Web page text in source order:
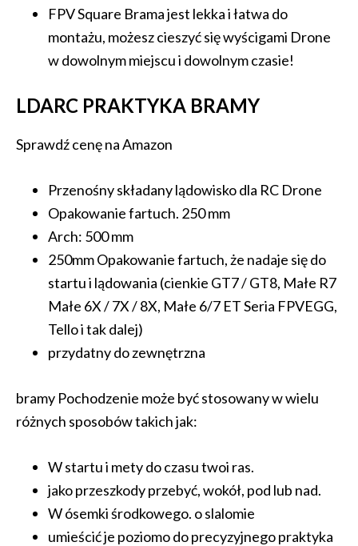
FPV Square Brama jest lekka i łatwa do
montażu, możesz cieszyć się wyścigami Drone
w dowolnym miejscu i dowolnym czasie!
LDARC PRAKTYKA BRAMY
Sprawdź cenę na Amazon
Przenośny składany lądowisko dla RC Drone
Opakowanie fartuch. 250 mm
Arch: 500 mm
250mm Opakowanie fartuch, że nadaje się do
startu i lądowania (cienkie GT7 / GT8, Małe R7
Małe 6X / 7X / 8X, Małe 6/7 ET Seria FPVEGG,
Tello i tak dalej)
przydatny do zewnętrzna
bramy Pochodzenie może być stosowany w wielu
różnych sposobów takich jak:
W startu i mety do czasu twoi ras.
jako przeszkody przebyć, wokół, pod lub nad.
W ósemki środkowego. o slalomie
umieścić je poziomo do precyzyjnego praktyka